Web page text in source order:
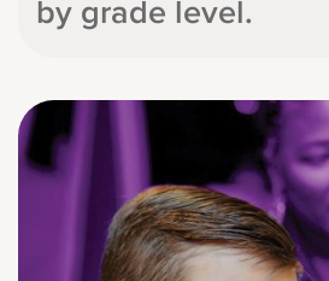
by grade level.